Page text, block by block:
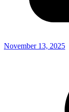
November 13, 2025